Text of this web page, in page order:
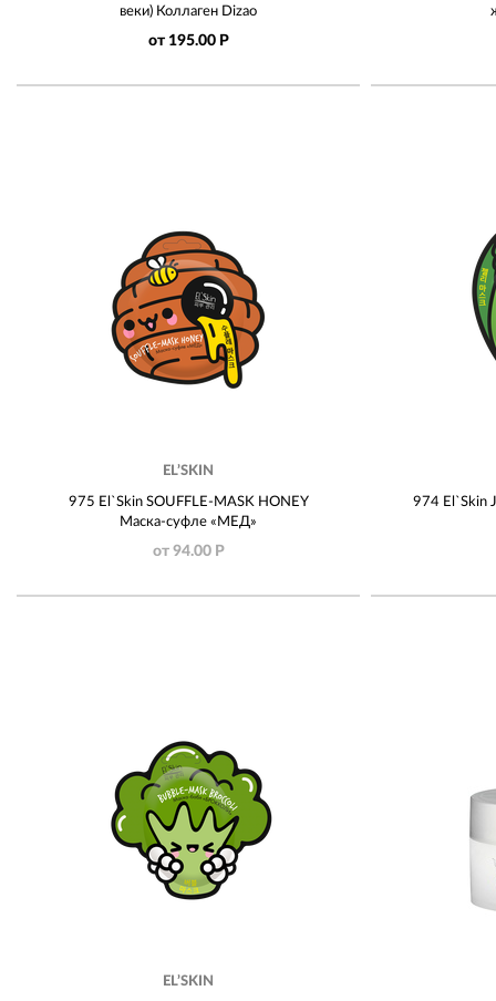
веки) Коллаген Dizao
от 195.00 Р
EL’SKIN
975 El`Skin SOUFFLE-MASK HONEY
Маска-суфле «МЕД»
от 94.00 Р
974 El`Skin
EL’SKIN